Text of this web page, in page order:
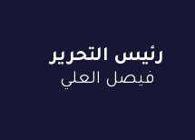
رئيس التحرير
فيصل العلي